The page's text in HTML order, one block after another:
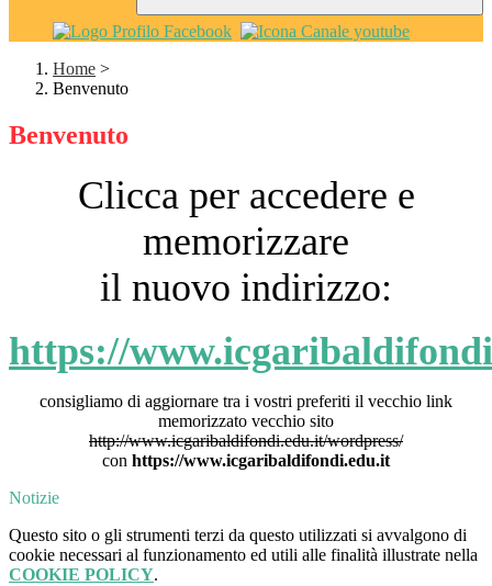
Home >
Benvenuto
Benvenuto
Clicca per accedere e
memorizzare
il nuovo indirizzo:
https://
consigliamo di aggiornare tra i vostri preferiti il vecchio link
memorizzato vecchio sito
http://www.icgaribaldifondi.edu.it/wordpress/
con https://www.icgaribaldifondi.edu.it
Notizie
Questo sito o gli strumenti terzi da questo utilizzati si avvalgono di
cookie necessari al funzionamento ed utili alle finalità illustrate nella
COOKIE POLICY.